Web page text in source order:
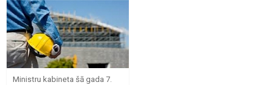
Ministru kabineta šā gada 7.